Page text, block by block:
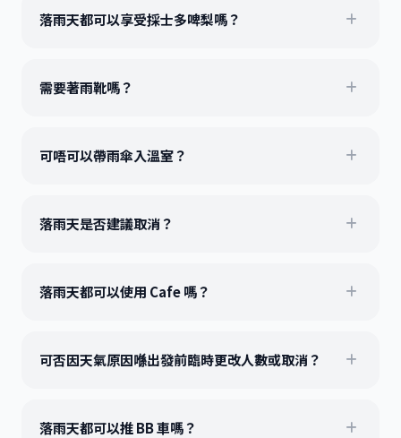
落雨天都可以享受採士多啤梨嗎？
需要著雨靴嗎？
可唔可以帶雨傘入溫室？
落雨天是否建議取消？
落雨天都可以使用 Cafe 嗎？
可否因天氣原因喺出發前臨時更改人數或取消？
落雨天都可以推 BB 車嗎？